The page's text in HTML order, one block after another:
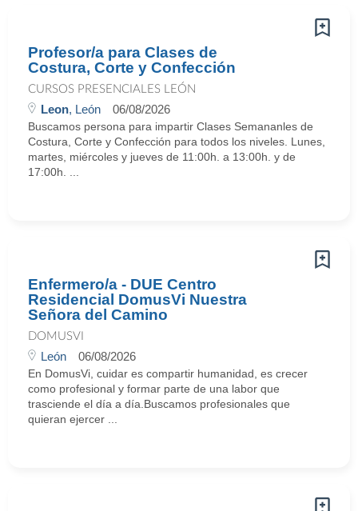
Profesor/a para Clases de
Costura, Corte y Confección
CURSOS PRESENCIALES LEÓN
Leon, León 06/08/2026
Buscamos persona para impartir Clases Semananles de
Costura, Corte y Confección para todos los niveles. Lunes,
martes, miércoles y jueves de 11:00h. a 13:00h. y de
17:00h. ...
Enfermero/a - DUE Centro
Residencial DomusVi Nuestra
Señora del Camino
DOMUSVI
León 06/08/2026
En DomusVi, cuidar es compartir humanidad, es crecer
como profesional y formar parte de una labor que
trasciende el día a día.Buscamos profesionales que
quieran ejercer ...